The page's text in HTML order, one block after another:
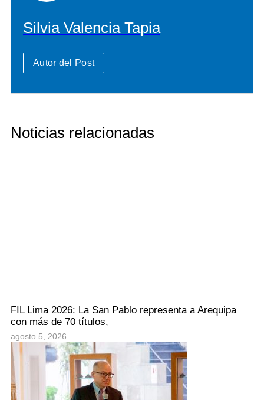
Silvia Valencia Tapia
Autor del Post
Noticias relacionadas
FIL Lima 2026: La San Pablo representa a Arequipa
con más de 70 títulos,
agosto 5, 2026